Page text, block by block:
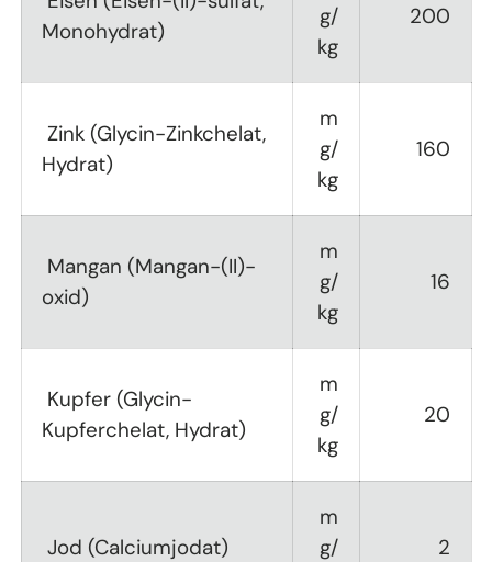
Monohydrat)
g/
kg
200
Zink (Glycin-Zinkchelat,
Hydrat)
m
g/
kg
160
Mangan (Mangan-(II)-
oxid)
m
g/
kg
16
Kupfer (Glycin-
Kupferchelat, Hydrat)
m
g/
kg
20
Jod (Calciumjodat)
m
g/
2